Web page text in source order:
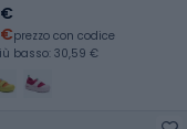
prezzo con codice
basso: 30,59 €